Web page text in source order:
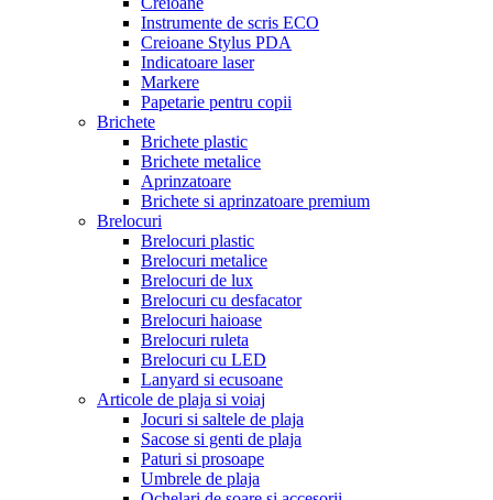
Instrumente de scris ECO
Creioane Stylus PDA
Indicatoare laser
Markere
Papetarie pentru copii
Brichete
Brichete plastic
Brichete metalice
Aprinzatoare
Brichete si aprinzatoare premium
Brelocuri
Brelocuri plastic
Brelocuri metalice
Brelocuri de lux
Brelocuri cu desfacator
Brelocuri haioase
Brelocuri ruleta
Brelocuri cu LED
Lanyard si ecusoane
Articole de plaja si voiaj
Jocuri si saltele de plaja
Sacose si genti de plaja
Paturi si prosoape
Umbrele de plaja